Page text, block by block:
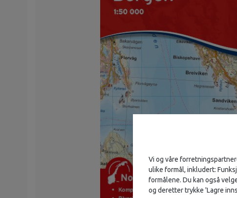
Vi og våre
ulike formål, inkludert:
formålene. Du kan også
og deretter trykke 'Lagre